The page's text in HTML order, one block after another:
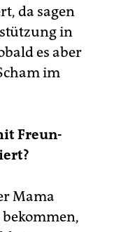
da sagen
in
es aber
im
Freun­
Mama